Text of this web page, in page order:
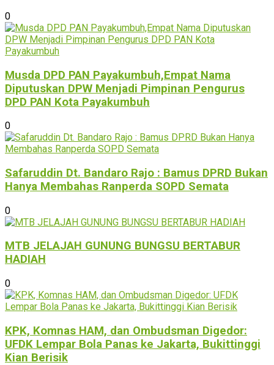
0
Musda DPD PAN Payakumbuh,Empat Nama
Diputuskan DPW Menjadi Pimpinan Pengurus
DPD PAN Kota Payakumbuh
0
Safaruddin Dt. Bandaro Rajo : Bamus DPRD Bukan
Hanya Membahas Ranperda SOPD Semata
0
MTB JELAJAH GUNUNG BUNGSU BERTABUR
HADIAH
0
KPK, Komnas HAM, dan Ombudsman Digedor:
UFDK Lempar Bola Panas ke Jakarta, Bukittinggi
Kian Berisik